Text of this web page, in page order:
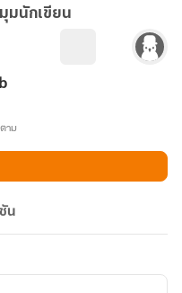
มุมนักเขียน
าม
น